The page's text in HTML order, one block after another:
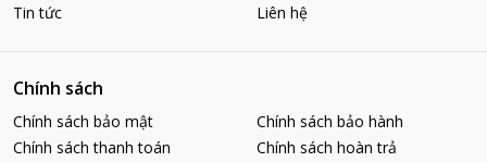
Tin tức
Liên hệ
Chính sách
Chính sách bảo mật
Chính sách bảo hành
Chính sách thanh toán
Chính sách hoàn trả